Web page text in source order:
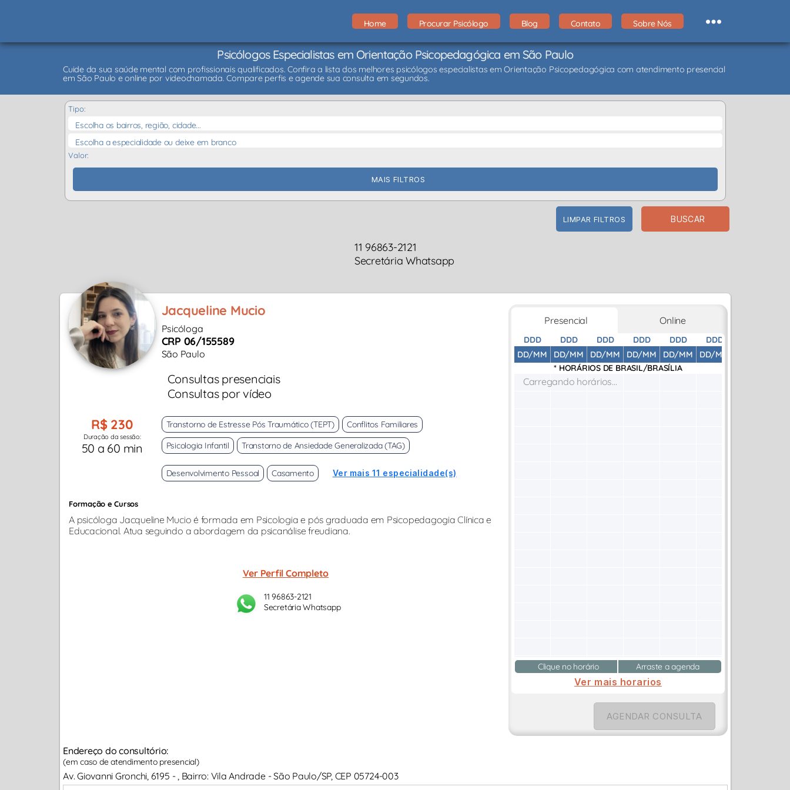
Home Procurar Psicólogo Blog Contato Sobre Nós
Psicólogos Especialistas em Orientação Psicopedagógica em São Paulo
Cuide da sua saúde mental com profissionais qualificados. Confira a lista dos melhores psicólogos especialistas em Orientação Psicopedagógica com atendimento presencial
em São Paulo e online por videochamada. Compare perfis e agende sua consulta em segundos.
Tipo:
Escolha os bairros, região, cidade...
Escolha a especialidade ou deixe em branco
Valor:
MAIS FILTROS
LIMPAR FILTROS BUSCAR
11 96863-2121
Secretária Whatsapp
Jacqueline Mucio
Psicóloga
CRP 06/155589
São Paulo
Consultas presenciais
Consultas por vídeo
R$ 230
Duração da sessão:
50 a 60 min
Transtorno de Estresse Pós Traumático (TEPT)
Conflitos Familiares
Psicologia Infantil
Transtorno de Ansiedade Generalizada (TAG)
Desenvolvimento Pessoal Casamento Ver mais 11 especialidade(s)
Formação e Cursos
A psicóloga Jacqueline Mucio é formada em Psicologia e pós graduada em Psicopedagogia Clínica e
Educacional. Atua seguindo a abordagem da psicanálise freudiana.
Ver Perfil Completo
11 96863-2121
Secretária Whatsapp
Presencial Online
DDD
DD/MM
DDD
DD/MM
DDD
DD/MM
DDD
DD/MM
DDD
DD/MM
DDD
DD/MM
* HORÁRIOS DE BRASIL/BRASÍLIA
Carregando horários...
Clique no horário Arraste a agenda
Ver mais horarios
AGENDAR CONSULTA
Endereço do consultório:
(em caso de atendimento presencial)
Av. Giovanni Gronchi, 6195 - , Bairro: Vila Andrade - São Paulo/SP, CEP 05724-003